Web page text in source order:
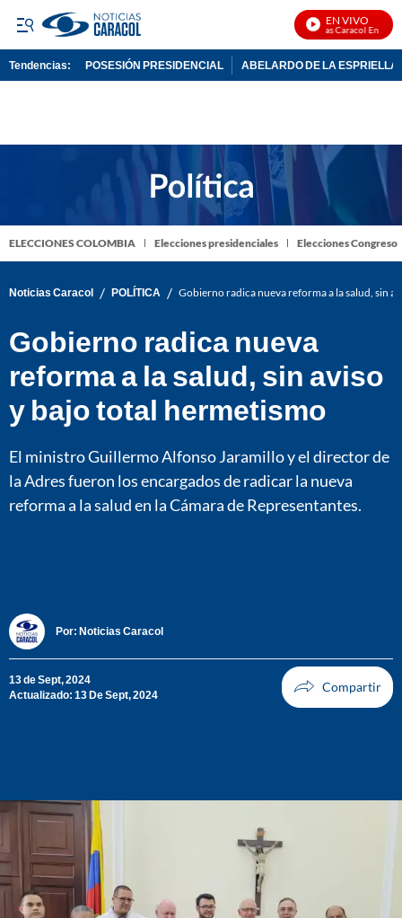
EN VIVO
Noticias Caracol En Vivo
Tendencias: POSESIÓN PRESIDENCIAL ABELARDO DE LA ESPRIELLA
ELECCIONES COLOMBIA Elecciones presidenciales Elecciones Congreso
Noticias Caracol / POLÍTICA / Gobierno radica nueva reforma a la salud, sin
Gobierno radica nueva
reforma a la salud, sin aviso
y bajo total hermetismo
El ministro Guillermo Alfonso Jaramillo y el director de
la Adres fueron los encargados de radicar la nueva
reforma a la salud en la Cámara de Representantes.
Por: Noticias Caracol
13 de Sept, 2024
Actualizado: 13 De Sept, 2024